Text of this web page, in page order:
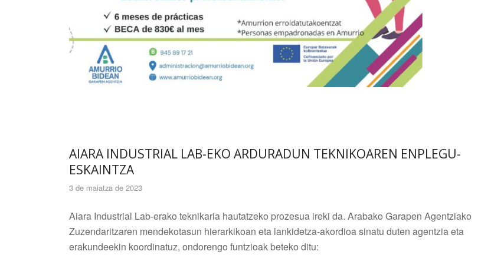
AIARA INDUSTRIAL LAB-EKO ARDURADUN TEKNIKOAREN ENPLEGU-
ESKAINTZA
3 de maiatza de 2023
Aiara Industrial Lab-erako teknikaria hautatzeko prozesua ireki da. Arabako Garapen Agentziako
Zuzendaritzaren mendekotasun hierarkikoan eta lankidetza-akordioa sinatu duten agentzia eta
erakundeekin koordinatuz, ondorengo funtzioak beteko ditu: